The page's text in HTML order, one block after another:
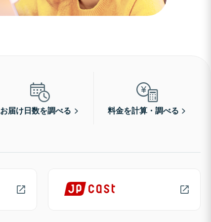
お届け日数を調べる 料金を計算・調べる